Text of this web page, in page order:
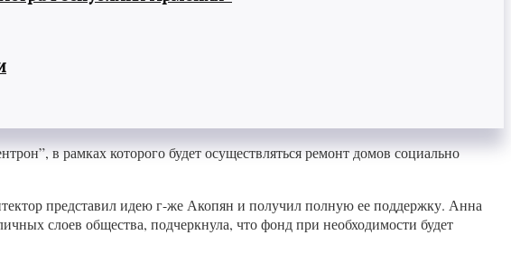
в рамках которого будет осуществляться ремонт домов социально
представил идею г-же Акопян и получил полную ее поддержку. Анна
слоев общества, подчеркнула, что фонд при необходимости будет